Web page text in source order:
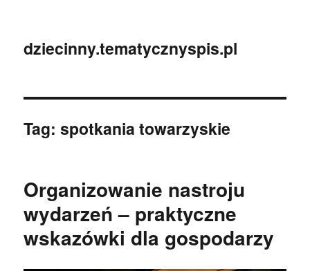
dziecinny.tematycznyspis.pl
Tag:spotkania towarzyskie
Organizowanie nastroju
wydarzeń – praktyczne
wskazówki dla gospodarzy